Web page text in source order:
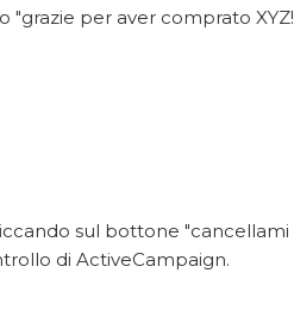
per aver comprato
sul bottone
di ActiveCampaign.